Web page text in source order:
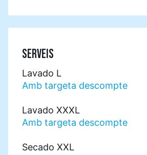
SERVEIS
Lavado L
Amb targeta descompte
Lavado XXXL
Amb targeta descompte
Secado XXL